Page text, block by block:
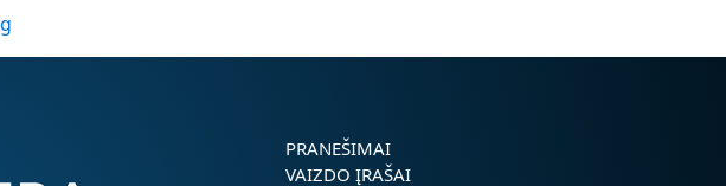
PRANEŠIMAI
VAIZDO ĮRAŠAI